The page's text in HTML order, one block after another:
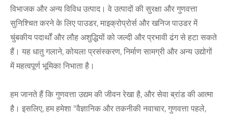
विभाजक और अन्य विविध उत्पाद। वे उत्पादों की सुरक्षा और गुणवत्ता
सुनिश्चित करने के लिए पाउडर, माइक्रोप्रोर्स और खनिज पाउडर में
चुंबकीय पदार्थों और लौह अशुद्धियों को जल्दी और प्रभावी ढंग से हटा सकते
हैं। यह धातु गलाने, कोयला प्रसंस्करण, निर्माण सामग्री और अन्य उद्योगों
में महत्वपूर्ण भूमिका निभाता है।
हम जानते हैं कि गुणवत्ता उद्यम की जीवन रेखा है, और सेवा ब्रांड की आत्मा
है। इसलिए, हम हमेशा "वैज्ञानिक और तकनीकी नवाचार, गुणवत्ता पहले,